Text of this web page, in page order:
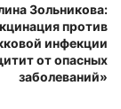
Зольникова:
против
инфекции
от опасных
заболеваний»